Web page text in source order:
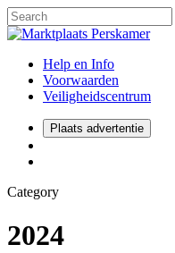
Help en Info
Voorwaarden
Veiligheidscentrum
Plaats advertentie
Category
2024